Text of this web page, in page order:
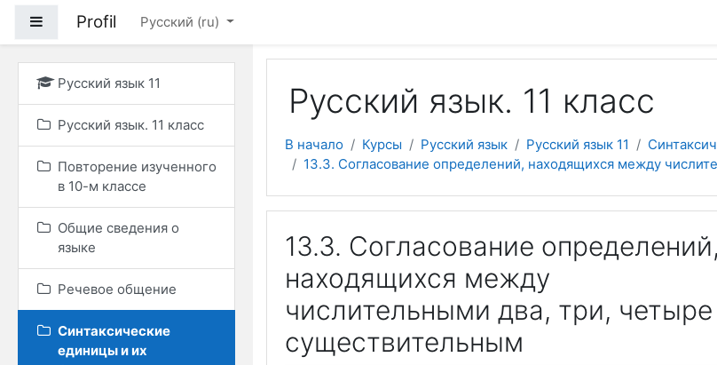
Боковая панель
Profil Русский ‎(ru)‎
Русский язык 11
Русский язык. 11 класс
Повторение изученного
в 10-м классе
Общие сведения о
языке
Речевое общение
Синтаксические
единицы и их
Русский язык. 11 класс
В начало Курсы Русский язык Русский язык 11
13.3. Согласование определений, находящихся между
13.3. Согласование определений,
находящихся между
числительными два, три, четыре
существительным